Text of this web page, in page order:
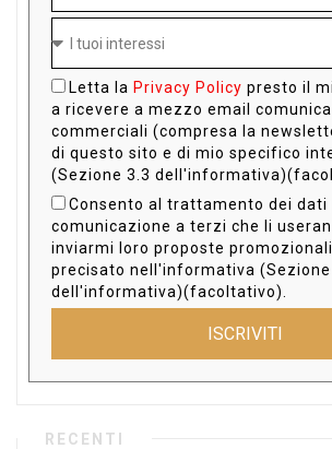
Letta la Privacy Policy presto il
a ricevere a mezzo email
commerciali (compresa la
di questo sito e di mio specifico
(Sezione 3.3
Consento al trattamento dei dati
comunicazione a terzi che li
inviarmi loro proposte
precisato nell'informativa (Sezione
dell'informativa)(facoltativo).
ISCRIVITI
RECENTI